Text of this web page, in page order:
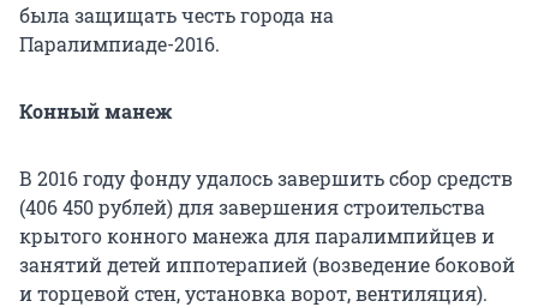
была защищать честь города на
Паралимпиаде-2016.
Конный манеж
В 2016 году фонду удалось завершить сбор средств
(406 450 рублей) для завершения строительства
крытого конного манежа для паралимпийцев и
занятий детей иппотерапией (возведение боковой
и торцевой стен, установка ворот, вентиляция).